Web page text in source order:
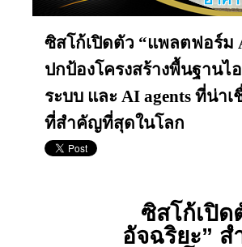
ซิสโก้เปิดตัว “แพลตฟอร์ม
ปกป้องโครงสร้างพื้นฐาน
ระบบ และ AI agents ที่น่า
ที่สำคัญที่สุดในโลก
ซิสโก้เปิด
อัจฉริยะ” ส